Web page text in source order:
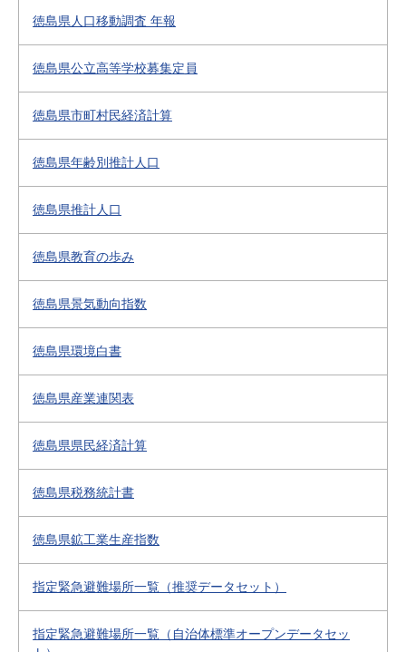
徳島県人口移動調査 年報
徳島県公立高等学校募集定員
徳島県市町村民経済計算
徳島県年齢別推計人口
徳島県推計人口
徳島県教育の歩み
徳島県景気動向指数
徳島県環境白書
徳島県産業連関表
徳島県県民経済計算
徳島県税務統計書
徳島県鉱工業生産指数
指定緊急避難場所一覧（推奨データセット）
指定緊急避難場所一覧（自治体標準オープンデータセッ